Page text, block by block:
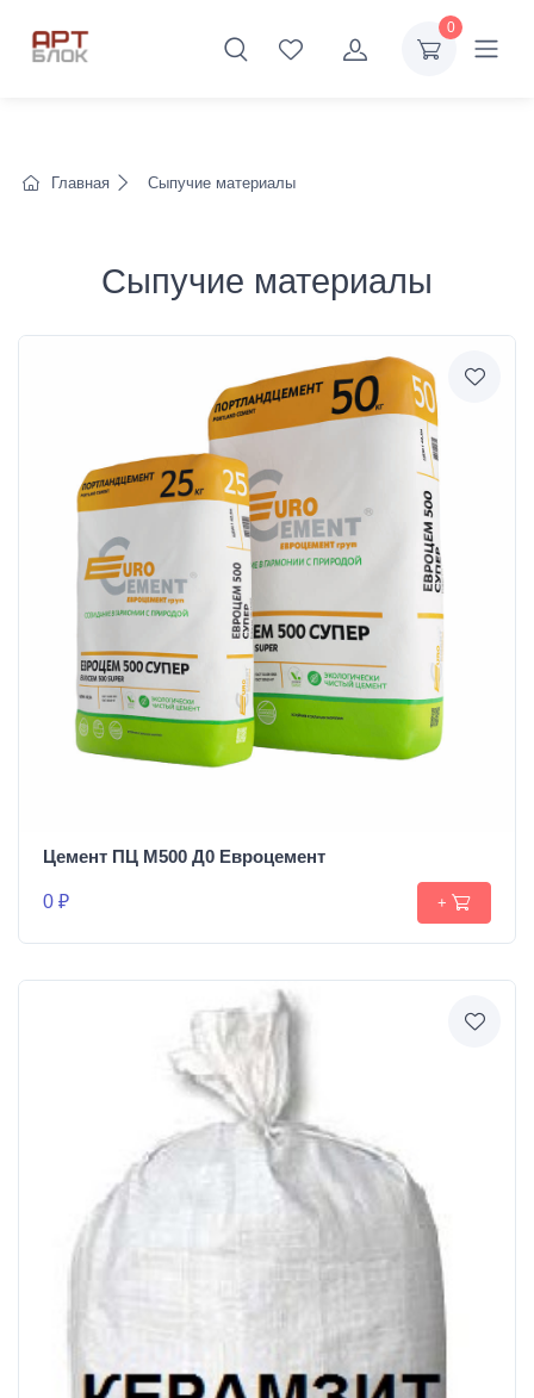
0
Главная Сыпучие материалы
Сыпучие материалы
Цемент ПЦ М500 Д0 Евроцемент
0 ₽ +